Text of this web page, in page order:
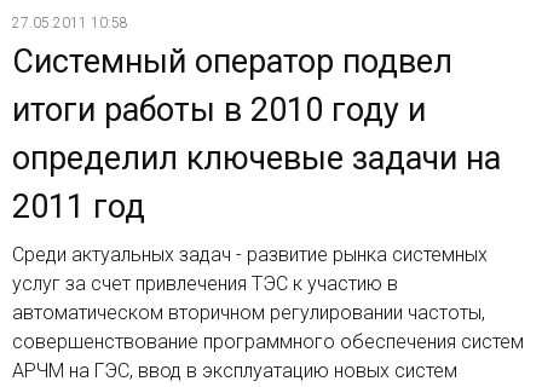
27.05.2011 10:58
Системный оператор подвел
итоги работы в 2010 году и
определил ключевые задачи на
2011 год
Среди актуальных задач - развитие рынка системных
услуг за счет привлечения ТЭС к участию в
автоматическом вторичном регулировании частоты,
совершенствование программного обеспечения систем
АРЧМ на ГЭС, ввод в эксплуатацию новых систем